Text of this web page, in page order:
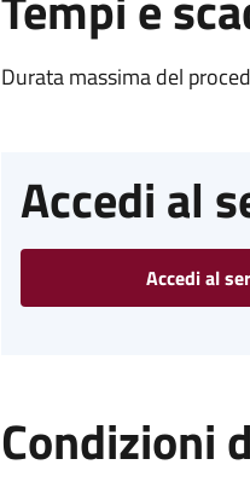
Durata massima del
Accedi al
Accedi al
Condizioni